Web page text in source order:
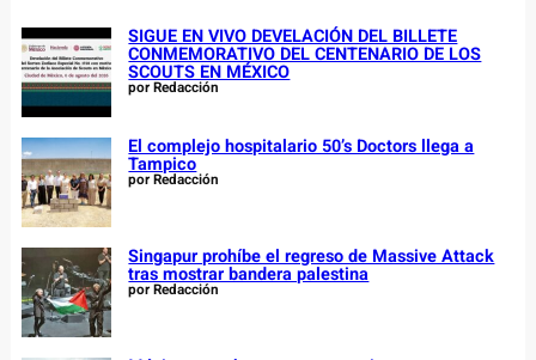
SIGUE EN VIVO DEVELACIÓN DEL BILLETE
CONMEMORATIVO DEL CENTENARIO DE LOS
SCOUTS EN MÉXICO
por Redacción
El complejo hospitalario 50’s Doctors llega a
Tampico
por Redacción
Singapur prohíbe el regreso de Massive Attack
tras mostrar bandera palestina
por Redacción